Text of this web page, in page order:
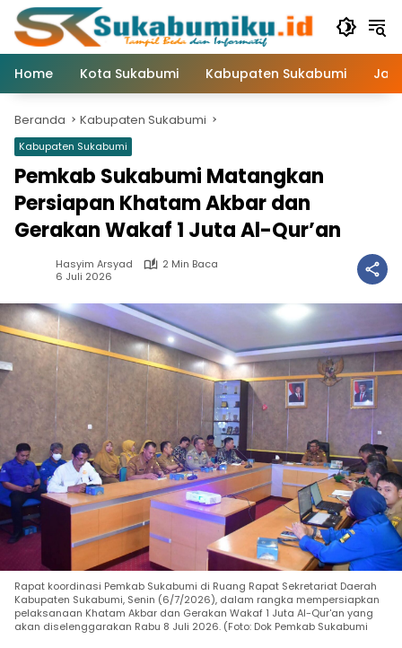
Langsung
konten
Home
Kota Sukabumi Kabupaten Sukabumi
Beranda Kabupaten Sukabumi
Kabupaten Sukabumi
Pemkab Sukabumi Matangkan
Persiapan Khatam Akbar dan
Gerakan Wakaf 1 Juta Al-Qur’an
Hasyim Arsyad
2 Min Baca
6 Juli 2026
Rapat koordinasi Pemkab Sukabumi di Ruang Rapat Sekretariat Daerah
Kabupaten Sukabumi, Senin (6/7/2026), dalam rangka mempersiapkan
pelaksanaan Khatam Akbar dan Gerakan Wakaf 1 Juta Al-Qur'an yang
akan diselenggarakan Rabu 8 Juli 2026. (Foto: Dok Pemkab Sukabumi